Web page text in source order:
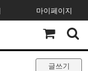
마이페이지
글쓰기